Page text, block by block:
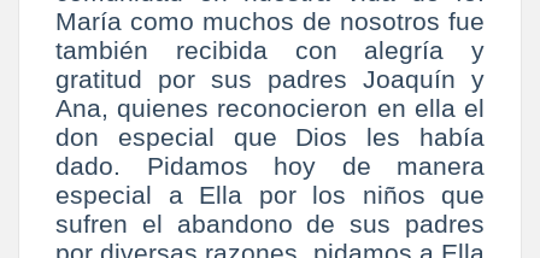
María como muchos de nosotros fue
también recibida con alegría y
gratitud por sus padres Joaquín y
Ana, quienes reconocieron en ella el
don especial que Dios les había
dado. Pidamos hoy de manera
especial a Ella por los niños que
sufren el abandono de sus padres